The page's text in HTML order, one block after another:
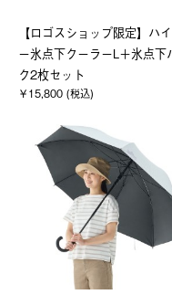
【ロゴスショップ限定】ハ
ー氷点下クーラーL＋氷点下
ク2枚セット
￥15,800 (税込)